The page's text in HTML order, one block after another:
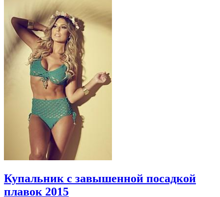
Купальник с завышенной посадкой
плавок 2015